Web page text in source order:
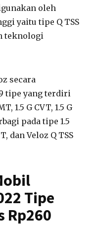
oleh
yaitu tipe Q TSS
teknologi
secara
tipe yang terdiri
1.5 G CVT, 1.5 G
pada tipe 1.5
dan Veloz Q TSS
Tipe
Rp260